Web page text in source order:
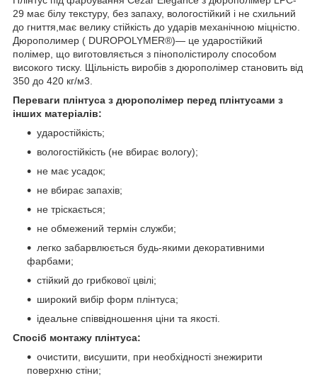
29 має білу текстуру, без запаху, вологостійкий і не схильний
до гниття,має велику стійкість до ударів механічною міцністю.
Дюрополимер ( DUROPOLYMER®)— це ударостійкий
полімер, що виготовляється з пінополістиролу способом
високого тиску. Щільність виробів з дюрополімер становить від
350 до 420 кг/м3.
Переваги плінтуса з дюрополімер перед плінтусами з
інших матеріалів:
ударостійкість;
вологостійкість (не вбирає вологу);
не має усадок;
не вбирає запахів;
не тріскається;
не обмежений термін служби;
легко забарвлюється будь-якими декоративними
фарбами;
стійкий до грибкової цвілі;
широкий вибір форм плінтуса;
ідеальне співвідношення ціни та якості.
Спосіб монтажу плінтуса:
очистити, висушити, при необхідності знежирити
поверхню стіни;